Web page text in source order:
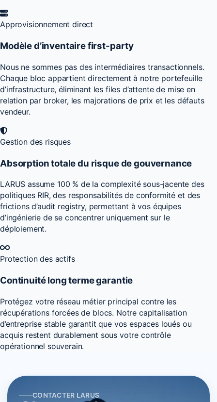
Approvisionnement direct
Modèle d’inventaire first-party
Nous ne sommes pas des intermédiaires transactionnels.
Chaque bloc appartient directement à notre portefeuille
d’infrastructure, éliminant les files d’attente de mise en
relation par broker, les majorations de prix et les défauts
vendeur.
Gestion des risques
Absorption totale du risque de gouvernance
LARUS assume 100 % de la complexité sous-jacente des
politiques RIR, des responsabilités de conformité et des
frictions d’audit registry, permettant à vos équipes
d’ingénierie de se concentrer uniquement sur le
déploiement.
Protection des actifs
Continuité long terme garantie
Protégez votre réseau métier principal contre les
récupérations forcées de blocs. Notre capitalisation
d’entreprise stable garantit que vos espaces loués ou
acquis restent durablement sous votre contrôle
opérationnel souverain.
CONTACTER LARUS